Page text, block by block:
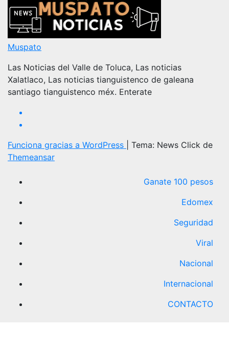
Muspato
Las Noticias del Valle de Toluca, Las noticias
Xalatlaco, Las noticias tianguistenco de galeana
santiago tianguistenco méx. Enterate
Funciona gracias a WordPress
Tema: News Click de
Themeansar
Ganate 100 pesos
Edomex
Seguridad
Viral
Nacional
Internacional
CONTACTO